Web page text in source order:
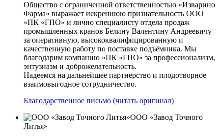
Общество с ограниченной ответственностью «Изварино
Фарма» выражает искреннюю признательность ООО
«ПК «ГПО» и лично специалисту отдела продаж
промышленных кранов Белину Валентину Андреевичу
за оперативную, высококвалифицированную и
качественную работу по поставке подъёмника. Мы
благодарим компанию «ПК «ГПО» за профессионализм,
энтузиазм и доброжелательность.
Надеемся на дальнейшее партнерство и плодотворное
взаимовыгодное сотрудничество.
Благодарственное письмо (читать оригинал)
ООО «Завод Точного
Литья»